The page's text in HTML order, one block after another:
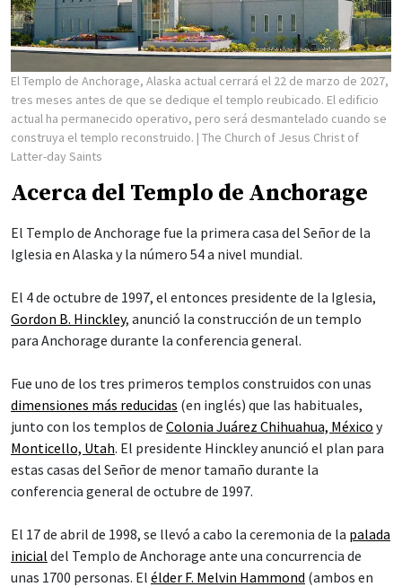
El Templo de Anchorage, Alaska actual cerrará el 22 de marzo de 2027,
tres meses antes de que se dedique el templo reubicado. El edificio
actual ha permanecido operativo, pero será desmantelado cuando se
construya el templo reconstruido. | The Church of Jesus Christ of
Latter-day Saints
Acerca del Templo de Anchorage
El Templo de Anchorage fue la primera casa del Señor de la
Iglesia en Alaska y la número 54 a nivel mundial.
El 4 de octubre de 1997, el entonces presidente de la Iglesia,
Gordon B. Hinckley, anunció la construcción de un templo
para Anchorage durante la conferencia general.
Fue uno de los tres primeros templos construidos con unas
dimensiones más reducidas (en inglés) que las habituales,
junto con los templos de Colonia Juárez Chihuahua, México y
Monticello, Utah. El presidente Hinckley anunció el plan para
estas casas del Señor de menor tamaño durante la
conferencia general de octubre de 1997.
El 17 de abril de 1998, se llevó a cabo la ceremonia de la palada
inicial del Templo de Anchorage ante una concurrencia de
unas 1700 personas. El élder F. Melvin Hammond (ambos en